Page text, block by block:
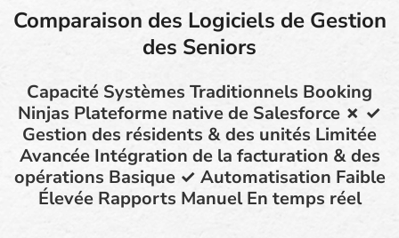
Comparaison des Logiciels de Gestion
des Seniors
Capacité Systèmes Traditionnels Booking
Ninjas Plateforme native de Salesforce ✗ ✓
Gestion des résidents & des unités Limitée
Avancée Intégration de la facturation & des
opérations Basique ✓ Automatisation Faible
Élevée Rapports Manuel En temps réel